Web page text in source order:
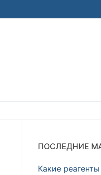
ПОСЛЕДНИЕ
Какие